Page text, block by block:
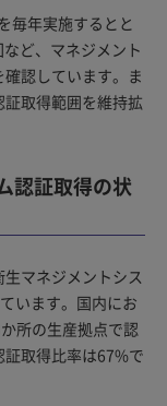
毎年実施するとと
ど、マネジメント
認しています。ま
取得範囲を維持拡
認証取得の状
マネジメントシス
います。国内にお
所の生産拠点で認
取得比率は67%で